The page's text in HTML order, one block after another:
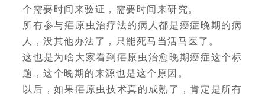
个需要时间来验证，需要时间来研究。
所有参与疟原虫治疗法的病人都是癌症晚期的病
人，没其他办法了，只能死马当活马医了。
这也是为啥大家看到疟原虫治愈晚期癌症这个标
题，这个晚期的来源也是这个原因。
以后，如果疟原虫技术真的成熟了，肯定是所有